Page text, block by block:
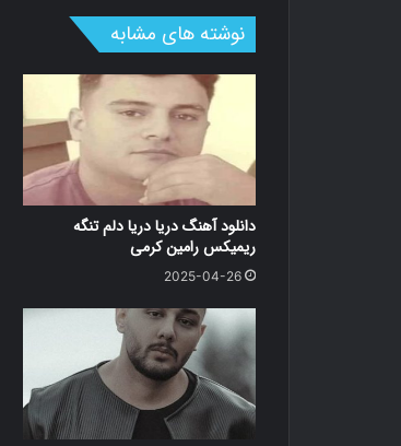
نوشته های مشابه
دانلود آهنگ دریا دریا دلم تنگه
ریمیکس رامین کرمی
2025-04-26